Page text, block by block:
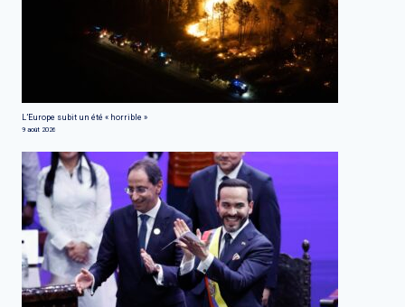
L’Europe subit un été « horrible »
9 août 2026